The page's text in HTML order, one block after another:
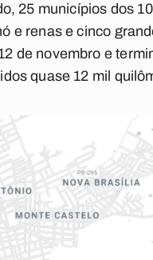
25 municípios dos
e renas e cinco
de novembro e
quase 12 mil